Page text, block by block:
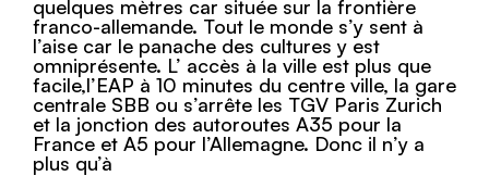
quelques mètres car située sur la frontière
franco-allemande. Tout le monde s’y sent à
l’aise car le panache des cultures y est
omniprésente. L’ accès à la ville est plus que
facile,l’EAP à 10 minutes du centre ville, la gare
centrale SBB ou s’arrête les TGV Paris Zurich
et la jonction des autoroutes A35 pour la
France et A5 pour l’Allemagne. Donc il n’y a
plus qu’à